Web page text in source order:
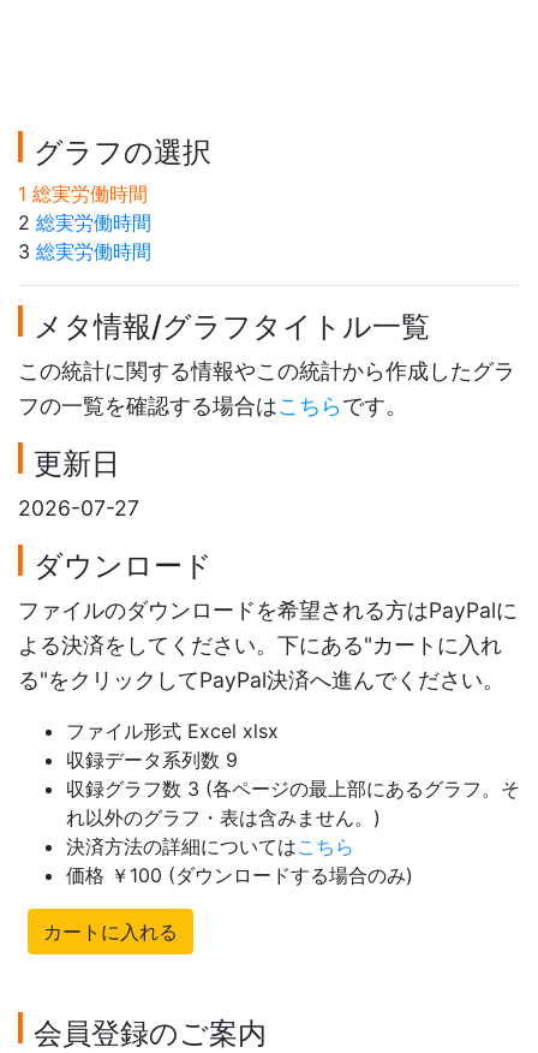
グラフの選択
1 総実労働時間
2 総実労働時間
3 総実労働時間
メタ情報/グラフタイトル一覧
この統計に関する情報やこの統計から作成したグラ
フの一覧を確認する場合はこちらです。
更新日
2026-07-27
ダウンロード
ファイルのダウンロードを希望される方はPayPalに
よる決済をしてください。下にある"カートに入れ
る"をクリックしてPayPal決済へ進んでください。
ファイル形式 Excel xlsx
収録データ系列数 9
収録グラフ数 3 (各ページの最上部にあるグラフ。そ
れ以外のグラフ・表は含みません。)
決済方法の詳細についてはこちら
価格 ￥100 (ダウンロードする場合のみ)
カートに入れる
会員登録のご案内